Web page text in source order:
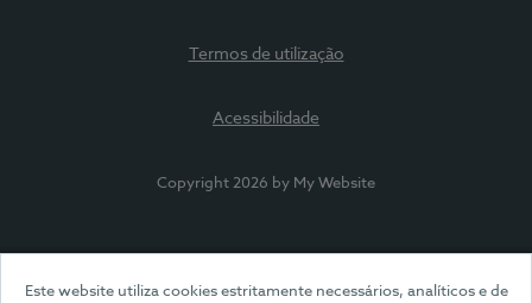
Este website utiliza cookies estritamente necessários, analíticos e de
Termos de utilização
Acessibilidade
Copyright 2026 by My Website